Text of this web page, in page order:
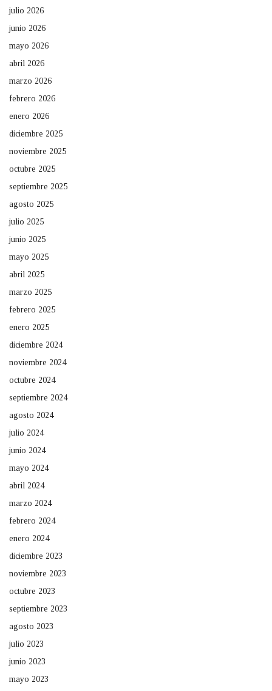
julio 2026
junio 2026
mayo 2026
abril 2026
marzo 2026
febrero 2026
enero 2026
diciembre 2025
noviembre 2025
octubre 2025
septiembre 2025
agosto 2025
julio 2025
junio 2025
mayo 2025
abril 2025
marzo 2025
febrero 2025
enero 2025
diciembre 2024
noviembre 2024
octubre 2024
septiembre 2024
agosto 2024
julio 2024
junio 2024
mayo 2024
abril 2024
marzo 2024
febrero 2024
enero 2024
diciembre 2023
noviembre 2023
octubre 2023
septiembre 2023
agosto 2023
julio 2023
junio 2023
mayo 2023